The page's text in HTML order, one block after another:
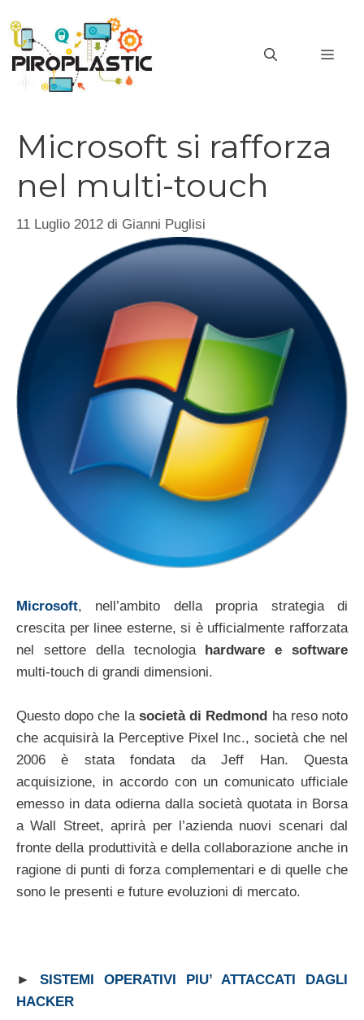
contenuto
Microsoft si rafforza
nel multi-touch
11 Luglio 2012 di Gianni Puglisi
Microsoft, nell’ambito della propria strategia di
crescita per linee esterne, si è ufficialmente rafforzata
nel settore della tecnologia
hardware e software
multi-touch di grandi dimensioni.
Questo dopo che la società di Redmond ha reso noto
che acquisirà la Perceptive Pixel Inc., società che nel
2006 è stata fondata da Jeff Han. Questa
acquisizione, in accordo con un comunicato ufficiale
emesso in data odierna dalla società quotata in Borsa
a Wall Street, aprirà per l’azienda nuovi scenari dal
fronte della produttività e della collaborazione anche in
ragione di punti di forza complementari e di quelle che
sono le presenti e future evoluzioni di mercato.
► SISTEMI OPERATIVI PIU’ ATTACCATI DAGLI
HACKER